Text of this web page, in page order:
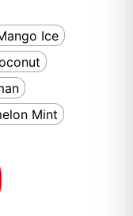
Ice
Mint